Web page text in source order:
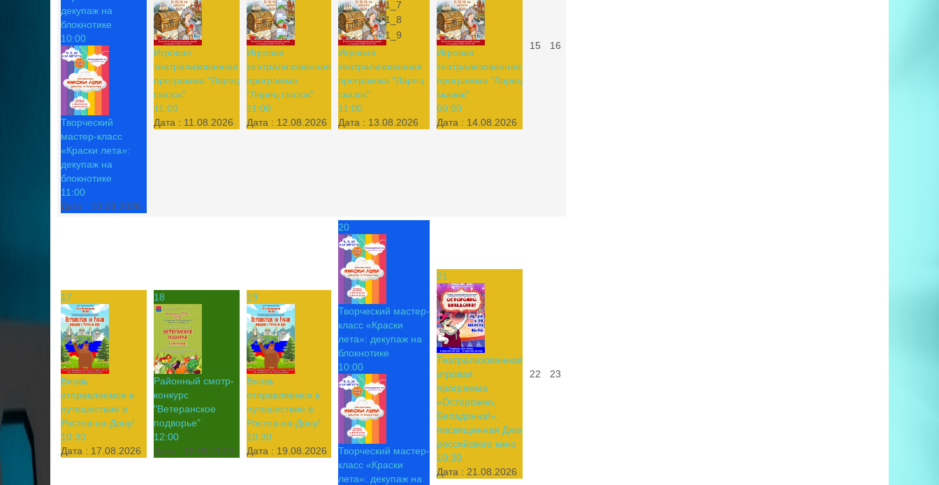
декупаж на
блокнотике
10:00
Творческий
мастер-класс
«Краски лета»:
декупаж на
блокнотике
11:00
Дата : 10.08.2026
Игровая
театрализованная
программа "Ларец
сказок"
11:00
Дата : 11.08.2026
Игровая
театрализованная
программа
"Ларец сказок"
11:00
Дата : 12.08.2026
Игровая
театрализованная
программа "Ларец
сказок"
11:00
Дата : 13.08.2026
Игровая
театрализованная
программа "Ларец
сказок"
00:00
Дата : 14.08.2026
15 16
17
Вновь
отправляемся в
путешествие в
Ростов-на-Дону!
10:30
Дата : 17.08.2026
18
Районный смотр-
конкурс
"Ветеранское
подворье"
12:00
Дата : 18.08.2026
19
Вновь
отправляемся в
путешествие в
Ростов-на-Дону!
10:30
Дата : 19.08.2026
20
Творческий мастер-
класс «Краски
лета»: декупаж на
блокнотике
10:00
Творческий мастер-
класс «Краски
лета»: декупаж на
21
Театрализованная
игровая
программа
«Осторожно,
Беладонна!»,
посвященная Дню
российского кино
10:30
Дата : 21.08.2026
22 23